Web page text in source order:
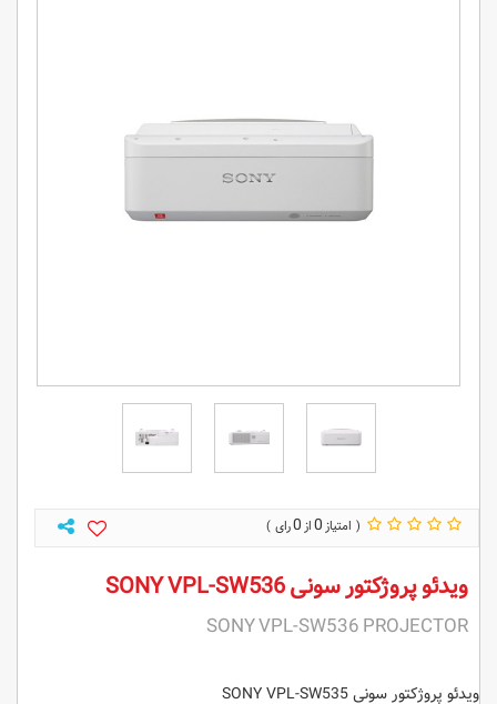
0
0
ویدئو پروژکتور سونی SONY VPL-SW536
SONY VPL-SW536 PROJECTOR
ویدئو پروژکتور سونی SONY VPL-SW535